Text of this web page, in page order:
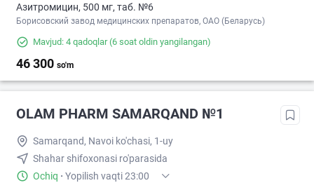
Азитромицин, 500 мг, таб. №6
Борисовский завод медицинских препаратов, ОАО (Беларусь)
Mavjud: 4 qadoqlar(6 soat oldin yangilangan)
46 300 so'm
OLAM PHARM SAMARQAND №1
Samarqand, Navoi ko'chasi, 1-uy
Shahar shifoxonasi ro'parasida
Ochiq · Yopilish vaqti 23:00